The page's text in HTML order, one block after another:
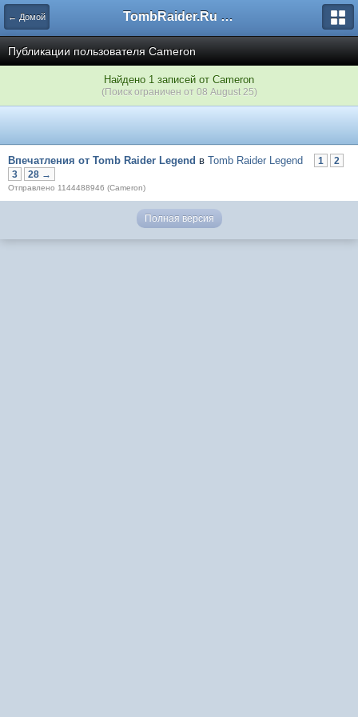
← Домой TombRaider.Ru - Форумы
Публикации пользователя Cameron
Найдено 1 записей от Cameron
(Поиск ограничен от 08 August 25)
Впечатления от Tomb Raider Legend в Tomb Raider Legend 1
2
3
28 →
Отправлено 1144488946 (Cameron)
Полная версия